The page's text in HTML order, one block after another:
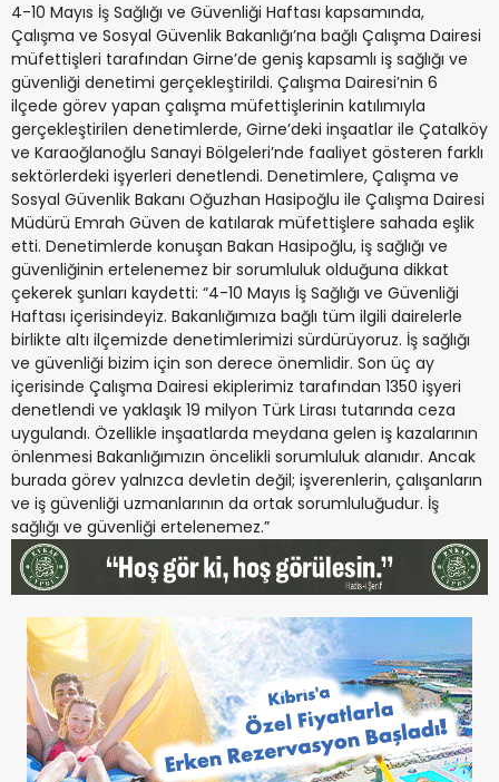
4-10 Mayıs İş Sağlığı ve Güvenliği Haftası kapsamında,
Çalışma ve Sosyal Güvenlik Bakanlığı’na bağlı Çalışma Dairesi
müfettişleri tarafından Girne’de geniş kapsamlı iş sağlığı ve
güvenliği denetimi gerçekleştirildi. Çalışma Dairesi’nin 6
ilçede görev yapan çalışma müfettişlerinin katılımıyla
gerçekleştirilen denetimlerde, Girne’deki inşaatlar ile Çatalköy
ve Karaoğlanoğlu Sanayi Bölgeleri’nde faaliyet gösteren farklı
sektörlerdeki işyerleri denetlendi. Denetimlere, Çalışma ve
Sosyal Güvenlik Bakanı Oğuzhan Hasipoğlu ile Çalışma Dairesi
Müdürü Emrah Güven de katılarak müfettişlere sahada eşlik
etti. Denetimlerde konuşan Bakan Hasipoğlu, iş sağlığı ve
güvenliğinin ertelenemez bir sorumluluk olduğuna dikkat
çekerek şunları kaydetti: “4-10 Mayıs İş Sağlığı ve Güvenliği
Haftası içerisindeyiz. Bakanlığımıza bağlı tüm ilgili dairelerle
birlikte altı ilçemizde denetimlerimizi sürdürüyoruz. İş sağlığı
ve güvenliği bizim için son derece önemlidir. Son üç ay
içerisinde Çalışma Dairesi ekiplerimiz tarafından 1350 işyeri
denetlendi ve yaklaşık 19 milyon Türk Lirası tutarında ceza
uygulandı. Özellikle inşaatlarda meydana gelen iş kazalarının
önlenmesi Bakanlığımızın öncelikli sorumluluk alanıdır. Ancak
burada görev yalnızca devletin değil; işverenlerin, çalışanların
ve iş güvenliği uzmanlarının da ortak sorumluluğudur. İş
sağlığı ve güvenliği ertelenemez.”